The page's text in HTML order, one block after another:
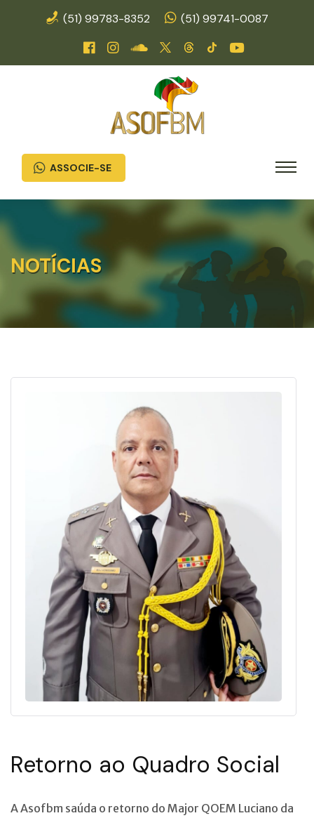
(51) 99783-8352 (51) 99741-0087
ASSOCIE-SE
NOTÍCIAS
Retorno ao Quadro Social
A Asofbm saúda o retorno do Major QOEM Luciano da